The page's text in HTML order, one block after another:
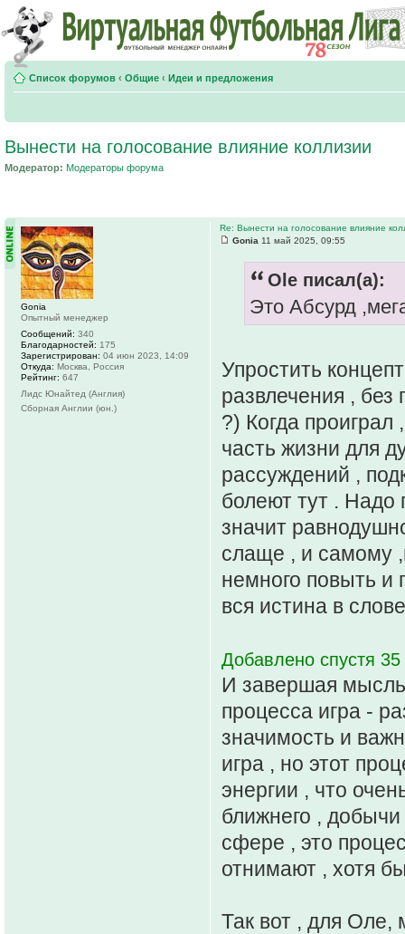
Список форумов ‹ Общие ‹ Идеи и предложения
Вынести на голосование влияние коллизии
Модератор: Модераторы форума
Re: Вынести на голосование влияние
Gonia 11 май 2025, 09:55
Ole писал(а):
Это Абсурд
Упростить
развлечения , без
?) Когда
часть жизни для
рассуждений ,
болеют тут . Надо
значит
слаще , и самому
немного повыть и
вся истина в
Добавлено спустя
И завершая
процесса игра -
значимость и
игра , но этот
энергии , что
ближнего ,
сфере , это
отнимают , хотя
Так вот , для Оле,
Gonia
Опытный менеджер
Сообщений: 340
Благодарностей: 175
Зарегистрирован: 04 июн 2023, 14:09
Откуда: Москва, Россия
Рейтинг: 647
Лидс Юнайтед (Англия)
Сборная Англии (юн.)